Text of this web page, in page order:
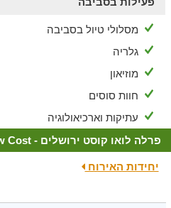
מסלולי טיול בסביבה
גלריה
מוזיאון
חוות סוסים
עתיקות וארכיאולוגיה
פרלה לואו קוסט ירושלים - Perla Low Cost - יחידות אירוח
יחידות האירוח